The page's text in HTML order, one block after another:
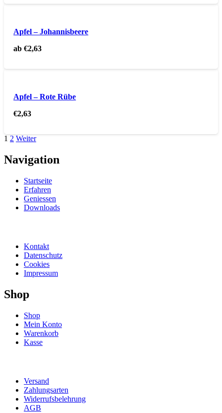
Apfel – Johannisbeere
ab€2,63
Apfel – Rote Rübe
€2,63
1 2 Weiter
Navigation
Startseite
Erfahren
Geniessen
Downloads
Kontakt
Datenschutz
Cookies
Impressum
Shop
Shop
Mein Konto
Warenkorb
Kasse
Versand
Zahlungsarten
Widerrufsbelehrung
AGB